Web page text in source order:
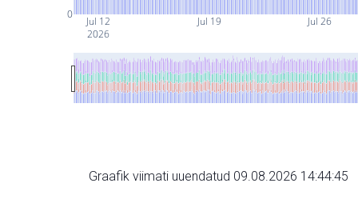
Jul 12
2026
Jul 19 Jul 26
0
Graafik viimati uuendatud 09.08.2026 14:44:45